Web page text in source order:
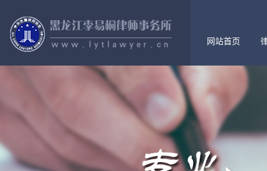
网站首页